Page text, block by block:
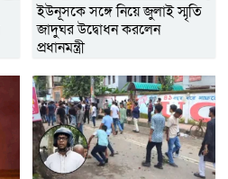
ইউনূসকে সঙ্গে নিয়ে জুলাই স্মৃতি
জাদুঘর উদ্বোধন করলেন
প্রধানমন্ত্রী